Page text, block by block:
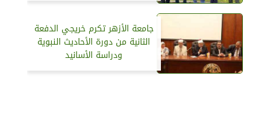
جامعة الأزهر تكرم خريجي الدفعة
الثانية من دورة الأحاديث النبوية
ودراسة الأسانيد